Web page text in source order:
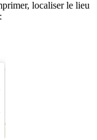
localiser le lieu